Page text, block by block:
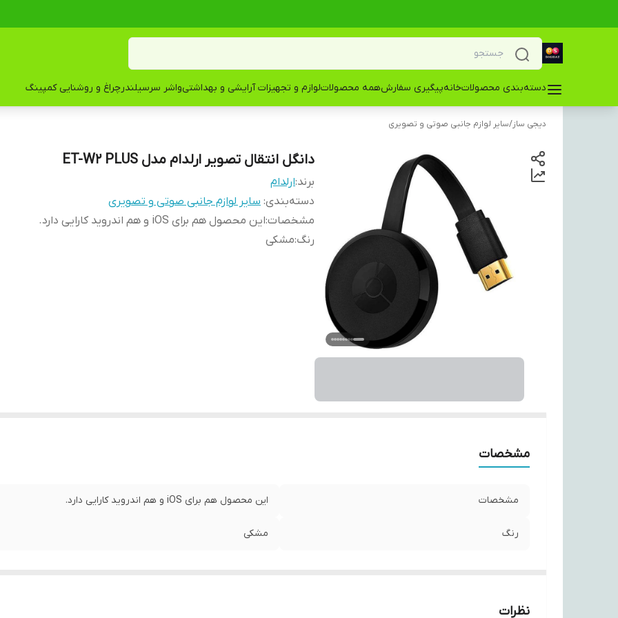
دسته‌بندی محصولاتخانهپیگیری سفارشهمه محصولاتلوازم و تجهیزات آرایشی و بهداشتیواشر سرسیلندرچراغ و روشنایی کمپینگ
دیجی ساز/سایر لوازم جانبی صوتی و تصویری
دانگل انتقال تصویر ارلدام مدل ET-W2 PLUS
برند:ارلدام
دسته‌بندی: سایر لوازم جانبی صوتی و تصویری
مشخصات:این محصول هم برای iOS و هم اندروید کارایی دارد.
رنگ:مشکی
مشخصات
مشخصات این محصول هم برای iOS و هم اندروید کارایی دارد.
رنگ مشکی
نظرات